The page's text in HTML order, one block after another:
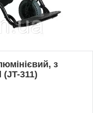
з
311)